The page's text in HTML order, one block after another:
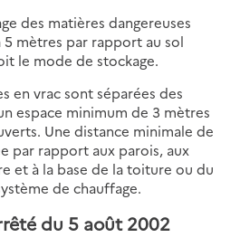
des matières dangereuses
mètres par rapport au sol
le mode de stockage.
en vrac sont séparées des
espace minimum de 3 mètres
Une distance minimale de
par rapport aux parois, aux
et à la base de la toiture ou du
de chauffage.
du 5 août 2002